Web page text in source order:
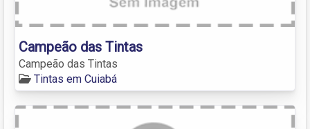
Campeão das Tintas
Campeão das Tintas
Tintas em Cuiabá